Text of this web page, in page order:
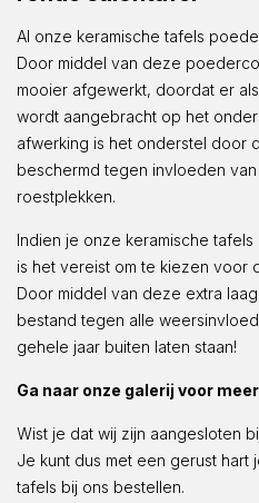
Al onze keramische tafels
Door middel van deze
mooier afgewerkt, doordat er
wordt aangebracht op het
afwerking is het onderstel door
beschermd tegen invloeden
roestplekken.
Indien je onze keramische
is het vereist om te kiezen voor
Door middel van deze extra
bestand tegen alle
gehele jaar buiten laten staan!
Ga naar onze galerij voor
Wist je dat wij zijn aangesloten
Je kunt dus met een gerust hart
tafels bij ons bestellen.